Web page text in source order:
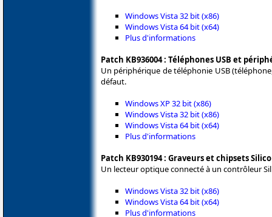
Windows Vista 32 bit (x86)
Windows Vista 64 bit (x64)
Plus d'informations
Patch KB936004 : Téléphones USB et
Un périphérique de téléphonie USB
défaut.
Windows XP 32 bit (x86)
Windows Vista 32 bit (x86)
Windows Vista 64 bit (x64)
Plus d'informations
Patch KB930194 : Graveurs et chipsets
Un lecteur optique connecté à un contrôleur
Windows Vista 32 bit (x86)
Windows Vista 64 bit (x64)
Plus d'informations